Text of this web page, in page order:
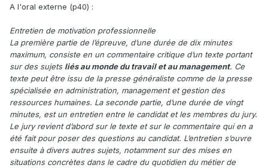
A l'oral externe (p40) :
Entretien de motivation professionnelle
La première partie de l’épreuve, d’une durée de dix minutes
maximum, consiste en un commentaire critique d’un texte portant
sur des sujets liés au monde du travail et au management. Ce
texte peut être issu de la presse généraliste comme de la presse
spécialisée en administration, management et gestion des
ressources humaines. La seconde partie, d’une durée de vingt
minutes, est un entretien entre le candidat et les membres du jury.
Le jury revient d’abord sur le texte et sur le commentaire qui en a
été fait pour poser des questions au candidat. L’entretien s’ouvre
ensuite à divers autres sujets, notamment sur des mises en
situations concrètes dans le cadre du quotidien du métier de